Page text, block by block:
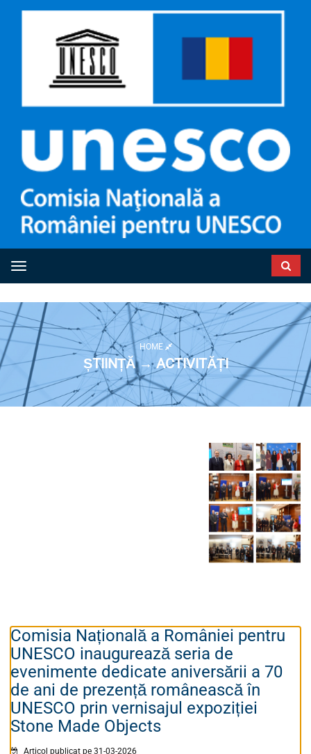
Toggle navigation
HOME
ȘTIINȚĂ → ACTIVITĂȚI
Comisia Națională a României pentru
UNESCO inaugurează seria de
evenimente dedicate aniversării a 70
de ani de prezență românească în
UNESCO prin vernisajul expoziției
Stone Made Objects
Articol publicat pe 31-03-2026